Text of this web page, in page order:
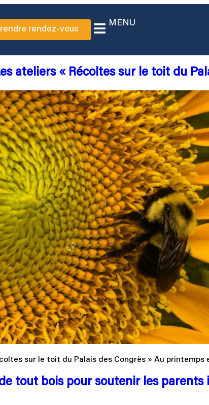
rendez-vous
MENU
ateliers « Récoltes sur le toit du
sur le toit du Palais des Congrès » Au printemps
tout bois pour soutenir les